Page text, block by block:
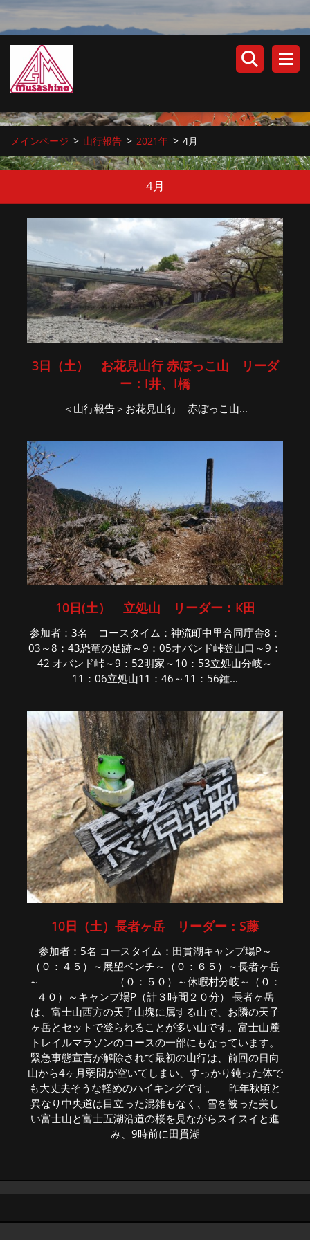
メインページ > 山行報告 > 2021年 > 4月
4月
3日（土） お花見山行 赤ぼっこ山 リーダ
ー：I井、I橋
＜山行報告＞お花見山行 赤ぼっこ山...
10日(土） 立処山 リーダー：K田
参加者：3名 コースタイム：神流町中里合同庁舎8：
03～8：43恐竜の足跡～9：05オバンド峠登山口～9：
42 オバンド峠～9：52明家～10：53立処山分岐～
11：06立処山11：46～11：56鍾...
10日（土）長者ヶ岳 リーダー：S藤
参加者：5名 コースタイム：田貫湖キャンプ場P～
（０：４５）～展望ベンチ～（０：６５）～長者ヶ岳
～ （０：５０）～休暇村分岐～（０：
４０）～キャンプ場P（計３時間２０分） 長者ヶ岳
は、富士山西方の天子山塊に属する山で、お隣の天子
ヶ岳とセットで登られることが多い山です。富士山麓
トレイルマラソンのコースの一部にもなっています。
緊急事態宣言が解除されて最初の山行は、前回の日向
山から4ヶ月弱間が空いてしまい、すっかり鈍った体で
も大丈夫そうな軽めのハイキングです。 昨年秋頃と
異なり中央道は目立った混雑もなく、雪を被った美し
い富士山と富士五湖沿道の桜を見ながらスイスイと進
み、9時前に田貫湖